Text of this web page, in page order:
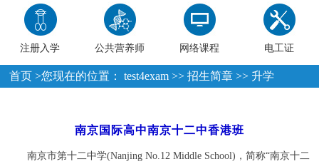
注册入学 公共营养师 网络课程 电工证
首页 >您现在的位置： test4exam >> 招生简章 >> 升学
南京国际高中南京十二中香港班
南京市第十二中学(Nanjing No.12 Middle School)，简称“南京十二